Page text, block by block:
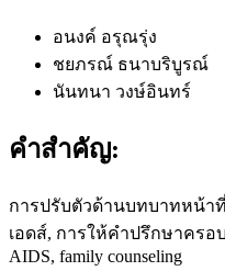
อนงค์ อรุณรุ่ง
ชยภรณ์ ธนาบริบูรณ์
นันทนา วงษ์อินทร์
คำสำคัญ:
การปรับตัวด้านบทบาทหน้า
เอดส์, การให้คำปรึกษาครอบ
AIDS, family counseling